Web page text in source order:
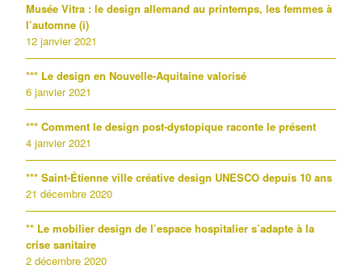
Musée Vitra : le design allemand au printemps, les femmes à
l’automne (i)
12 janvier 2021
*** Le design en Nouvelle-Aquitaine valorisé
6 janvier 2021
*** Comment le design post-dystopique raconte le présent
4 janvier 2021
*** Saint-Étienne ville créative design UNESCO depuis 10 ans
21 décembre 2020
** Le mobilier design de l’espace hospitalier s’adapte à la
crise sanitaire
2 décembre 2020